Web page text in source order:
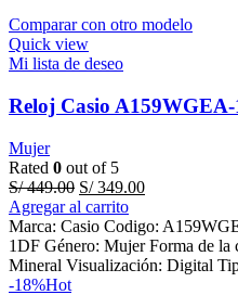
Comparar con otro modelo
Quick view
Mi lista de deseo
Reloj Casio
Mujer
Rated 0 out of 5
S/449.00 Original
price
was:
S/ 449.00.
S/349.00Current
is:
S/ 349.00.
Agregar al carrito
Marca: Casio Codigo:
1DF Género: Mujer Forma de la
Mineral Visualización: Digital
-18%Hot